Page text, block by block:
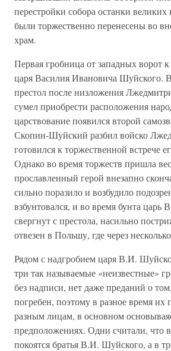
перестройки собора останки великих
были торжественно перенесены во
храм.
Первая гробница от западных ворот
царя Василия Ивановича Шуйского.
престол после низложения
сумел приобрести расположения
царствование появился второй
Скопин-Шуйский разбил войско
готовился к торжественной встрече
Однако во время торжеств пришла
прославленный герой внезапно
сильно поразило и возбудило
взбунтовался, и во время бунта
свергнут с престола, насильно
отвезен в Польшу, где через
Рядом с надгробием царя В.И.
три так называемые «неизвестные»
без надписи, нет даже преданий о
погребен, поэтому в разное время их
разным лицам, в основном
предположениях. Одни считали, что
покоятся братья В.И. Шуйского, а в